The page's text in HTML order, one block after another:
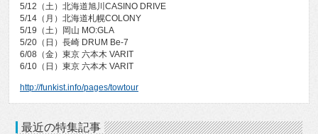
5/12（土）北海道旭川CASINO DRIVE
5/14（月）北海道札幌COLONY
5/19（土）岡山 MO:GLA
5/20（日）長崎 DRUM Be-7
6/08（金）東京 六本木 VARIT
6/10（日）東京 六本木 VARIT
http://funkist.info/pages/towtour
最近の特集記事